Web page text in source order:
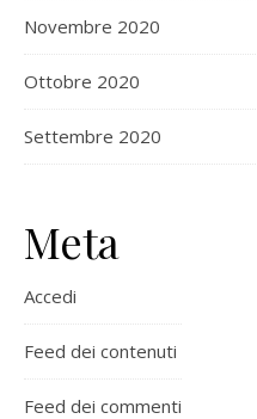
Novembre 2020
Ottobre 2020
Settembre 2020
Meta
Accedi
Feed dei contenuti
Feed dei commenti